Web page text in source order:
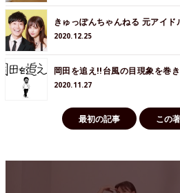
きゅっぽんちゃんねる 元アイ
2020.12.25
岡田を追え!!台風の目現象を巻
2020.11.27
最初の記事 この